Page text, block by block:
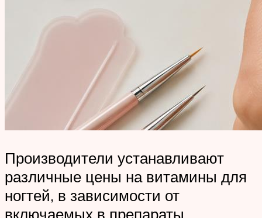
Производители устанавливают
различные цены на витамины для
ногтей, в зависимости от
включаемых в препараты